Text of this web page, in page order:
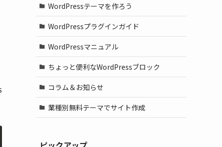
WordPressテーマを作ろう
WordPressプラグインガイド
WordPressマニュアル
ちょっと便利なWordPressブロック
コラム＆お知らせ
業種別無料テーマでサイト作成